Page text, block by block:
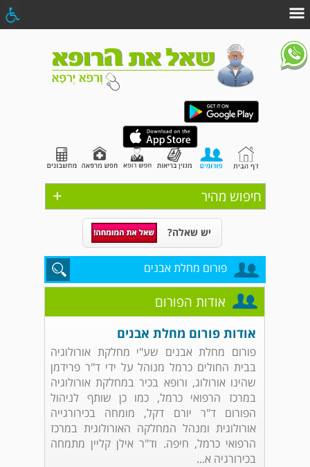
+ חיפוש מהיר
יש שאלה?
פורום מחלת אבנים
אודות הפורום
אודות פורום מחלת אבנים
פורום מחלת אבנים שע"י מחלקת אורולוגיה
בבית החולים כרמל מנוהל על ידי ד"ר פרידמן
שהינו אורולוג, ורופא בכיר במחלקת אורולוגיה
במרכז הרפואי כרמל, כמו כן שותף לניהול
הפורום ד"ר יורם דקל, מומחה בכירורגייה
אורולוגית ומנהל המחלקה האורולוגית במרכז
הרפואי כרמל, חיפה. וד"ר אילן קליין מתמחה
בכירורגיה א...